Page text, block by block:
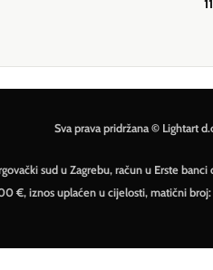
Sva prava pridržana © Lightart
sud u Zagrebu, račun u Erste
€, iznos uplaćen u cijelosti, matični